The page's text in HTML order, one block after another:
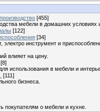
[455]
мебели в домашних условиях
[122]
[34]
электро инструмент и
влияет на цену.
[8]
использования в мебели и
[111]
бизнеса.
покупателям о мебели и кухне.